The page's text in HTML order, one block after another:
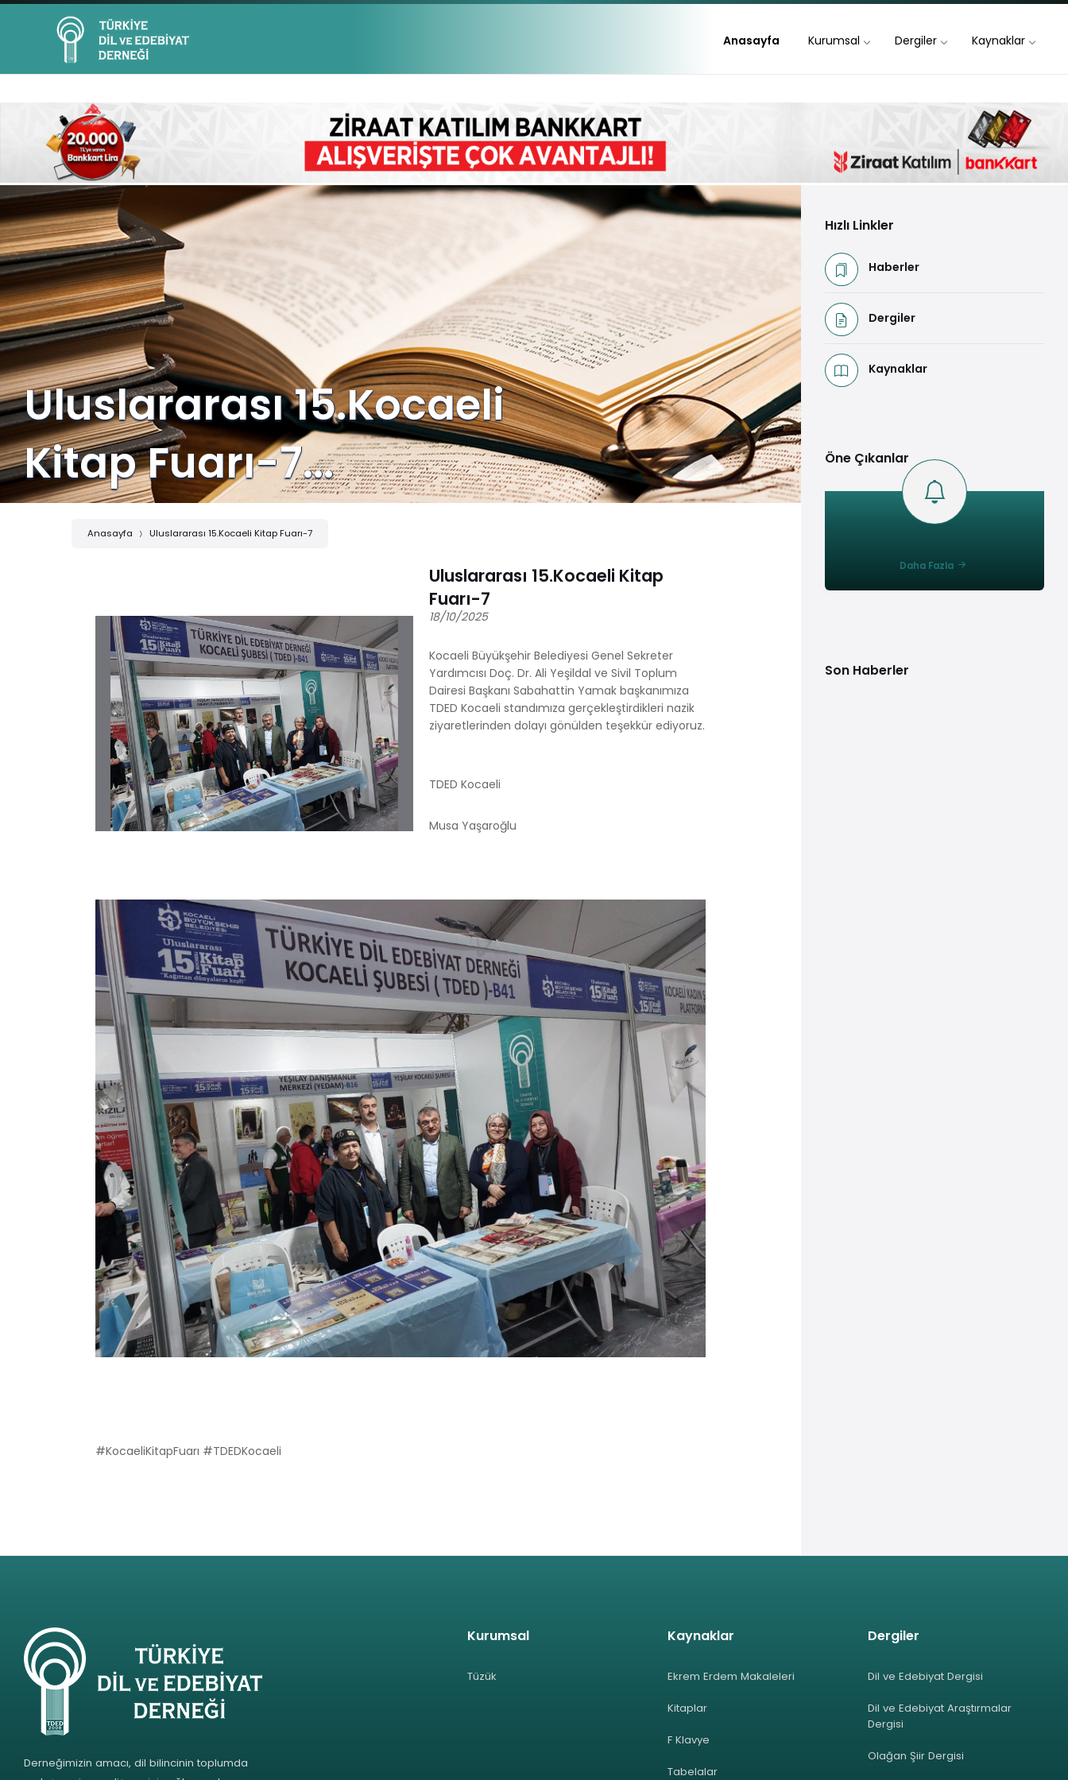
Anasayfa Kurumsal Dergiler Kaynaklar
Uluslararası 15.Kocaeli
Kitap Fuarı-7...
Anasayfa Uluslararası 15.Kocaeli Kitap Fuarı-7
Uluslararası 15.Kocaeli Kitap
Fuarı-7
18/10/2025
Kocaeli Büyükşehir Belediyesi Genel Sekreter
Yardımcısı Doç. Dr. Ali Yeşildal ve Sivil Toplum
Dairesi Başkanı Sabahattin Yamak başkanımıza
TDED Kocaeli standımıza gerçekleştirdikleri nazik
ziyaretlerinden dolayı gönülden teşekkür ediyoruz.
TDED Kocaeli
Musa Yaşaroğlu
#KocaeliKitapFuarı #TDEDKocaeli
Hızlı Linkler
Haberler
Dergiler
Kaynaklar
Öne Çıkanlar
Daha Fazla
Son Haberler
Derneğimizin amacı, dil bilincinin toplumda
Kurumsal
Tüzük
Kaynaklar
Ekrem Erdem Makaleleri
Kitaplar
F Klavye
Tabelalar
Dergiler
Dil ve Edebiyat Dergisi
Dil ve Edebiyat Araştırmalar
Dergisi
Olağan Şiir Dergisi